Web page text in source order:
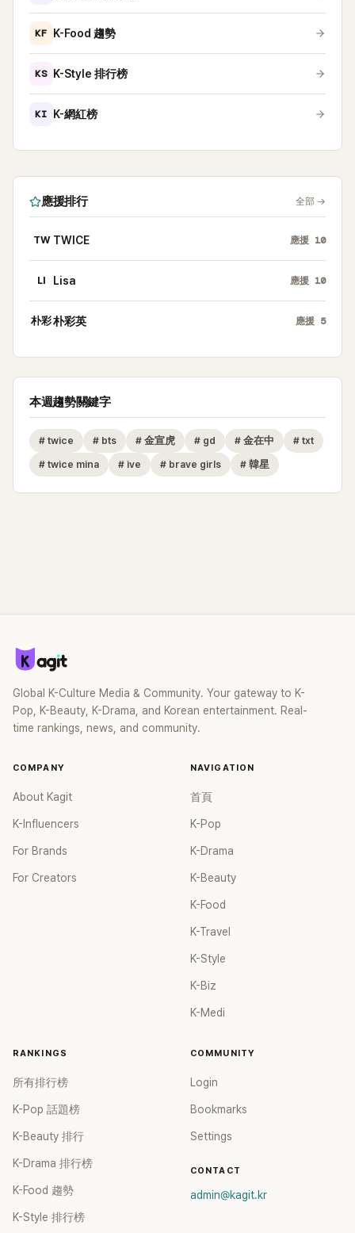
KF K-Food 趨勢
KS K-Style 排行榜
KI K-網紅榜
應援排行 全部 →
TW TWICE 應援 10
LI Lisa 應援 10
朴彩朴彩英 應援 5
本週趨勢關鍵字
# twice # bts # 金宣虎 # gd # 金在中 # txt
# twice mina # ive # brave girls # 韓星
Global K-Culture Media & Community. Your gateway to K-
Pop, K-Beauty, K-Drama, and Korean entertainment. Real-
time rankings, news, and community.
COMPANY
About Kagit
K-Influencers
For Brands
For Creators
NAVIGATION
首頁
K-Pop
K-Drama
K-Beauty
K-Food
K-Travel
K-Style
K-Biz
K-Medi
RANKINGS
所有排行榜
K-Pop 話題榜
K-Beauty 排行
K-Drama 排行榜
K-Food 趨勢
K-Style 排行榜
COMMUNITY
Login
Bookmarks
Settings
CONTACT
admin@kagit.kr